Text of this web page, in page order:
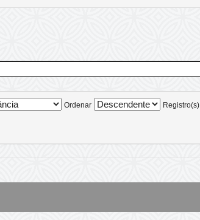
Ordenar Registro(s)